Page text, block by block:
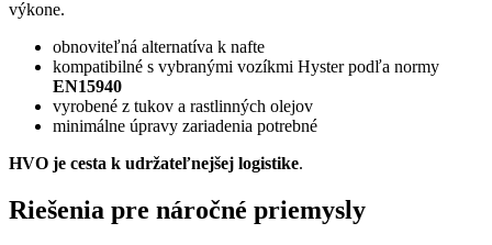
výkone.
obnoviteľná alternatíva k nafte
kompatibilné s vybranými vozíkmi Hyster podľa normy
EN15940
vyrobené z tukov a rastlinných olejov
minimálne úpravy zariadenia potrebné
HVO je cesta k udržateľnejšej logistike.
Riešenia pre náročné priemysly